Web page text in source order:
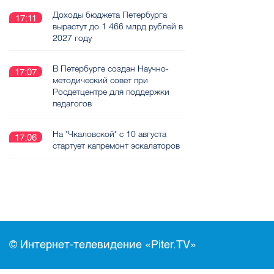
17:11
Доходы бюджета Петербурга
вырастут до 1 466 млрд рублей в
2027 году
17:07
В Петербурге создан Научно-
методический совет при
Росдетцентре для поддержки
педагогов
17:06
На "Чкаловской" с 10 августа
стартует капремонт эскалаторов
© Интернет-телевидение «Piter.TV»